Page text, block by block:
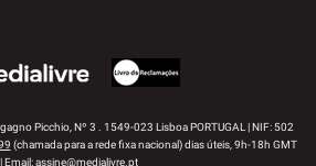
Picchio, Nº 3 . 1549-023 Lisboa PORTUGAL | NIF: 502
(chamada para a rede fixa nacional) dias úteis, 9h-18h GMT
| Email:assine@medialivre.pt